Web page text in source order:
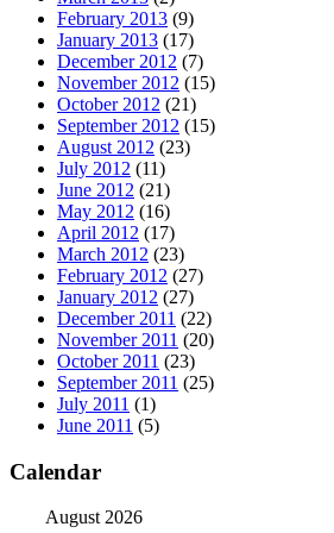
February 2013 (9)
January 2013 (17)
December 2012 (7)
November 2012 (15)
October 2012 (21)
September 2012 (15)
August 2012 (23)
July 2012 (11)
June 2012 (21)
May 2012 (16)
April 2012 (17)
March 2012 (23)
February 2012 (27)
January 2012 (27)
December 2011 (22)
November 2011 (20)
October 2011 (23)
September 2011 (25)
July 2011 (1)
June 2011 (5)
Calendar
August 2026